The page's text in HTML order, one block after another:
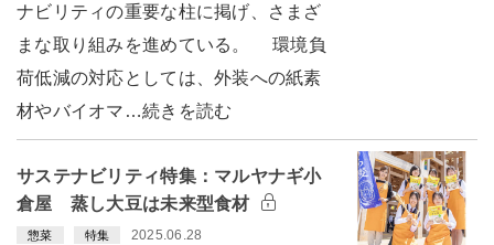
ナビリティの重要な柱に掲げ、さまざ
まな取り組みを進めている。 環境負
荷低減の対応としては、外装への紙素
材やバイオマ…続きを読む
サステナビリティ特集：マルヤナギ小
倉屋 蒸し大豆は未来型食材
惣菜 特集 2025.06.28